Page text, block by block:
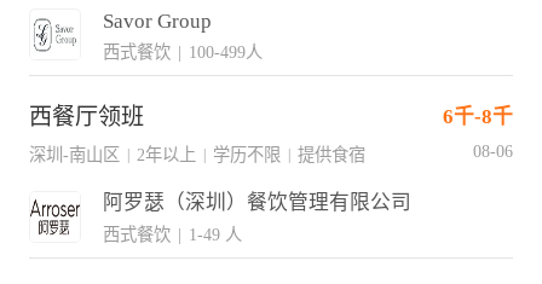
Savor Group
西式餐饮 | 100-499人
西餐厅领班 6千-8千
深圳-南山区 2年以上 学历不限 提供食宿 08-06
阿罗瑟（深圳）餐饮管理有限公司
西式餐饮 | 1-49 人